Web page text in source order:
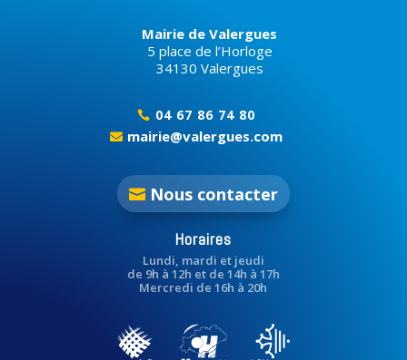
Mairie de Valergues
5 place de l’Horloge
34130 Valergues
 04 67 86 74 80
 mairie@valergues.com
Nous contacter
Horaires
Lundi, mardi et jeudi
de 9h à 12h et de 14h à 17h
Mercredi de 16h à 20h